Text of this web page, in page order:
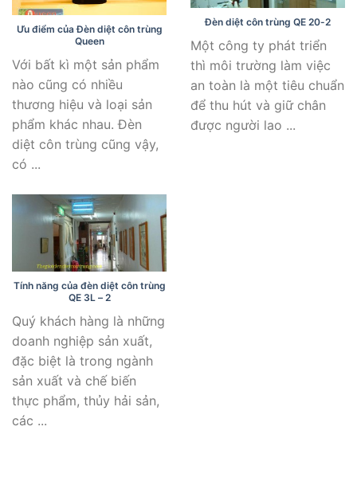
Ưu điểm của Đèn diệt côn trùng
Queen
Với bất kì một sản phẩm
nào cũng có nhiều
thương hiệu và loại sản
phẩm khác nhau. Đèn
diệt côn trùng cũng vậy,
có ...
Đèn diệt côn trùng QE 20-2
Một công ty phát triển
thì môi trường làm việc
an toàn là một tiêu chuẩn
để thu hút và giữ chân
được người lao ...
Tính năng của đèn diệt côn trùng
QE 3L – 2
Quý khách hàng là những
doanh nghiệp sản xuất,
đặc biệt là trong ngành
sản xuất và chế biến
thực phẩm, thủy hải sản,
các ...